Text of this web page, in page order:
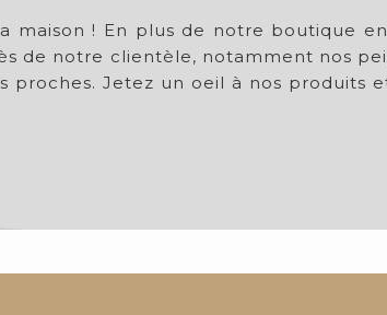
maison ! En plus de notre boutique
de notre clientèle, notamment nos
proches. Jetez un oeil à nos produits